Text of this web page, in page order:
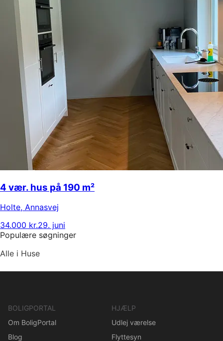
4 vær. hus på 190 m²
Holte, Annasvej
34.000 kr.29. juni
Populære søgninger
Alle i Huse
BOLIGPORTAL
Om BoligPortal
Blog
HJÆLP
Udlej værelse
Flyttesyn